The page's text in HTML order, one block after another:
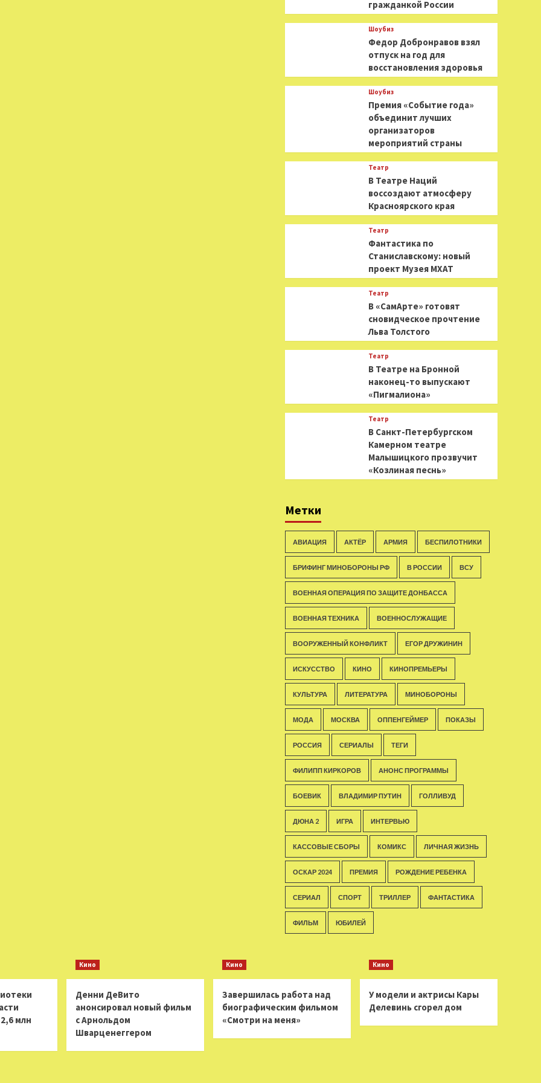
гражданкой России
Шоубиз
Федор Добронравов взял
отпуск на год для
восстановления здоровья
Шоубиз
Премия «Событие года»
объединит лучших
организаторов
мероприятий страны
Театр
В Театре Наций
воссоздают атмосферу
Красноярского края
Театр
Фантастика по
Станиславскому: новый
проект Музея МХАТ
Театр
В «СамАрте» готовят
сновидческое прочтение
Льва Толстого
Театр
В Театре на Бронной
наконец-то выпускают
«Пигмалиона»
Театр
В Санкт-Петербургском
Камерном театре
Малышицкого прозвучит
«Козлиная песнь»
Метки
АВИАЦИЯ АКТЁР АРМИЯ БЕСПИЛОТНИКИ
БРИФИНГ МИНОБОРОНЫ РФ В РОССИИ ВСУ
ВОЕННАЯ ОПЕРАЦИЯ ПО ЗАЩИТЕ ДОНБАССА
ВОЕННАЯ ТЕХНИКА ВОЕННОСЛУЖАЩИЕ
ВООРУЖЕННЫЙ КОНФЛИКТ ЕГОР ДРУЖИНИН
ИСКУССТВО КИНО КИНОПРЕМЬЕРЫ
КУЛЬТУРА ЛИТЕРАТУРА МИНОБОРОНЫ
МОДА МОСКВА ОППЕНГЕЙМЕР ПОКАЗЫ
РОССИЯ СЕРИАЛЫ ТЕГИ
ФИЛИПП КИРКОРОВ АНОНС ПРОГРАММЫ
БОЕВИК ВЛАДИМИР ПУТИН ГОЛЛИВУД
ДЮНА 2 ИГРА ИНТЕРВЬЮ
КАССОВЫЕ СБОРЫ КОМИКС ЛИЧНАЯ ЖИЗНЬ
ОСКАР 2024 ПРЕМИЯ РОЖДЕНИЕ РЕБЕНКА
СЕРИАЛ СПОРТ ТРИЛЛЕР ФАНТАСТИКА
ФИЛЬМ ЮБИЛЕЙ
млн
Кино
Денни ДеВито
анонсировал новый фильм
с Арнольдом
Шварценеггером
Кино
Завершилась работа над
биографическим фильмом
«Смотри на меня»
Кино
У модели и актрисы Кары
Делевинь сгорел дом